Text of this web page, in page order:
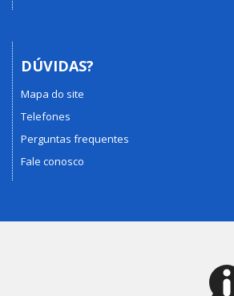
DÚVIDAS?
Mapa do site
Telefones
Perguntas frequentes
Fale conosco